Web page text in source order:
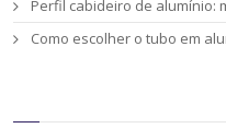
Perfil cabideiro de alumínio:
Como escolher o tubo em